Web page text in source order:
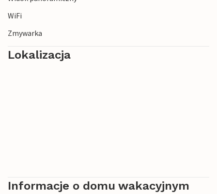
WiFi
Zmywarka
Lokalizacja
Informacje o domu wakacyjnym